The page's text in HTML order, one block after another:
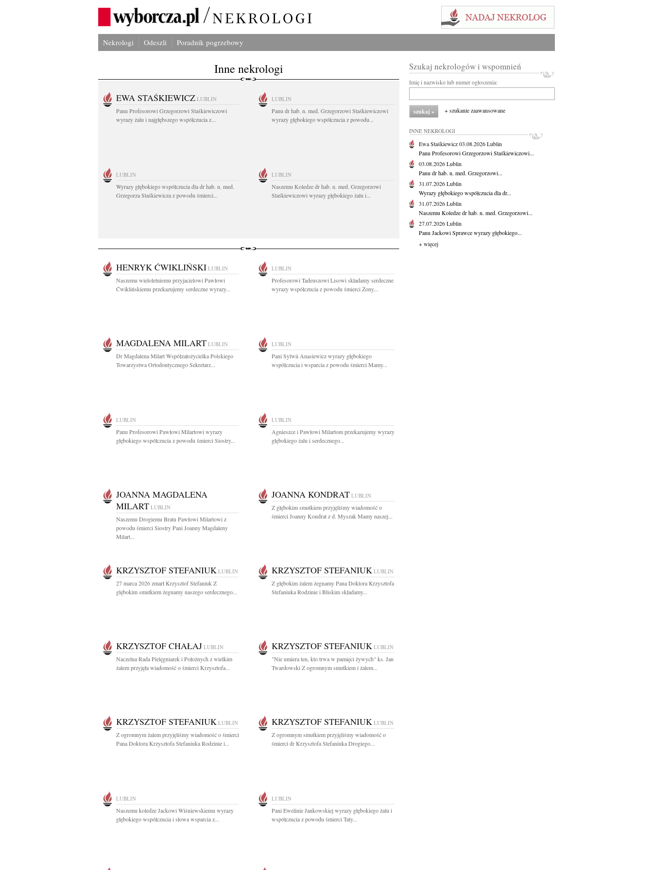
Nekrologi Odeszli Poradnik pogrzebowy
Inne nekrologi
EWA STAŚKIEWICZ LUBLIN
Panu Profesorowi Grzegorzowi Staśkiewiczowi
wyrazy żalu i najgłębszego współczucia z...
LUBLIN
Panu dr hab. n. med. Grzegorzowi Staśkiewiczowi
wyrazy głębokiego współczucia z powodu...
LUBLIN
Wyrazy głębokiego współczucia dla dr hab. n. med.
Grzegorza Staśkiewicza z powodu śmierci...
LUBLIN
Naszemu Koledze dr hab. n. med. Grzegorzowi
Staśkiewiczowi wyrazy głębokiego żalu i...
HENRYK ĆWIKLIŃSKI LUBLIN
Naszemu wieloletniemu przyjacielowi Pawłowi
Ćwiklińskiemu przekazujemy serdeczne wyrazy...
LUBLIN
Profesorowi Tadeuszowi Lisowi składamy serdeczne
wyrazy współczucia z powodu śmierci Żony...
MAGDALENA MILART LUBLIN
Dr Magdalena Milart Współzałożycielka Polskiego
Towarzystwa Ortodontycznego Sekretarz...
LUBLIN
Pani Sylwii Anasiewicz wyrazy głębokiego
współczucia i wsparcia z powodu śmierci Mamy...
LUBLIN
Panu Profesorowi Pawłowi Milartowi wyrazy
głębokiego współczucia z powodu śmierci Siostry...
LUBLIN
Agnieszce i Pawłowi Milartom przekazujemy wyrazy
głębokiego żalu i serdecznego...
JOANNA MAGDALENA
MILART LUBLIN
Naszemu Drogiemu Bratu Pawłowi Milartowi z
powodu śmierci Siostry Pani Joanny Magdaleny
Milart...
JOANNA KONDRAT LUBLIN
Z głębokim smutkiem przyjęliśmy wiadomość o
śmierci Joanny Kondrat z d. Myszak Mamy naszej...
KRZYSZTOF STEFANIUK LUBLIN
27 marca 2026 zmarł Krzysztof Stefaniuk Z
glębokim smutkiem żegnamy naszego serdecznego...
KRZYSZTOF STEFANIUK LUBLIN
Z głębokim żalem żegnamy Pana Doktora Krzysztofa
Stefaniuka Rodzinie i Bliskim składamy...
KRZYSZTOF CHAŁAJ LUBLIN
Naczelna Rada Pielęgniarek i Położnych z wielkim
żalem przyjęła wiadomość o śmierci Krzysztofa...
KRZYSZTOF STEFANIUK LUBLIN
"Nie umiera ten, kto trwa w pamięci żywych" ks. Jan
Twardowski Z ogromnym smutkiem i żalem...
KRZYSZTOF STEFANIUK LUBLIN
Z ogromnym żalem przyjęliśmy wiadomość o śmierci
Pana Doktora Krzysztofa Stefaniuka Rodzinie i...
KRZYSZTOF STEFANIUK LUBLIN
Z ogromnym smutkiem przyjęliśmy wiadomość o
śmierci dr Krzysztofa Stefaniuka Drogiego...
LUBLIN
Naszemu koledze Jackowi Wiśniewskiemu wyrazy
głębokiego współczucia i słowa wsparcia z...
LUBLIN
Pani Ewelinie Jankowskiej wyrazy głębokiego żalu i
współczucia z powodu śmierci Taty...
Szukaj nekrologów i wspomnień
Imię i nazwisko lub numer ogłoszenia:
+ szukanie zaawansowane
INNE NEKROLOGI
Ewa Staśkiewicz03.08.2026Lublin
Panu Profesorowi Grzegorzowi Staśkiewiczowi...
03.08.2026Lublin
Panu dr hab. n. med. Grzegorzowi...
31.07.2026Lublin
Wyrazy głębokiego współczucia dla dr...
31.07.2026Lublin
Naszemu Koledze dr hab. n. med. Grzegorzowi...
27.07.2026Lublin
Panu Jackowi Sprawce wyrazy głębokiego...
+ więcej